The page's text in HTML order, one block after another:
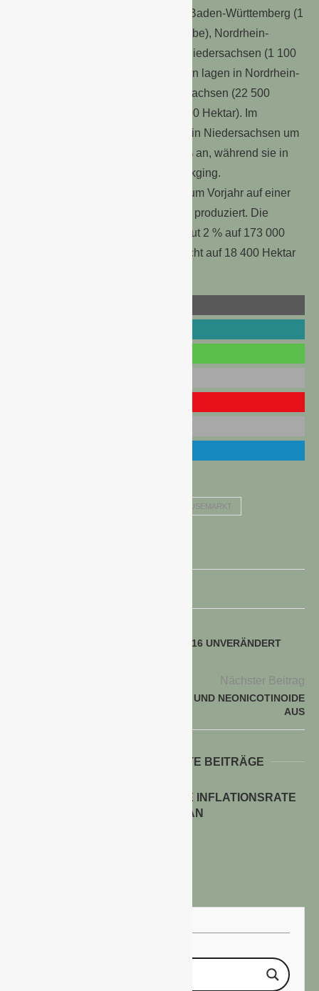
meisten Betriebe befanden sich in Baden-Württemberg (1
500 Betriebe), Bayern (1 300 Betriebe), Nordrhein-
Westfalen (1 200 Betriebe) sowie Niedersachsen (1 100
Betriebe). Die größten Anbauflächen lagen in Nordrhein-
Westfalen (25 100 Hektar), Niedersachsen (22 500
Hektar) und Rheinland-Pfalz (20 200 Hektar). Im
Vergleich zu 2014 stieg die Fläche in Niedersachsen um
4 % und in Rheinland-Pfalz um 2 % an, während sie in
Nordrhein-Westfalen um 3 % zurückging.
Bundesweit wurden im Vergleich zum Vorjahr auf einer
geringeren Fläche mehr Erdbeeren produziert. Die
Erntemenge im Freiland stieg um gut 2 % auf 173 000
Tonnen, wobei die Anbaufläche leicht auf 18 400 Hektar
OBST- UND GEMÜSEMARKT
VERBRAUCHERPREISE FEBRUAR 2016 UNVERÄNDERT
Nächster Beitrag
HORNBACH LISTET GLYPHOSAT UND NEONICOTINOIDE
AUS
WEITERE INTERESSANTE BEITRÄGE
ENERGIEPREISE TREIBEN DIE INFLATIONSRATE
IM JULI 2026 AN